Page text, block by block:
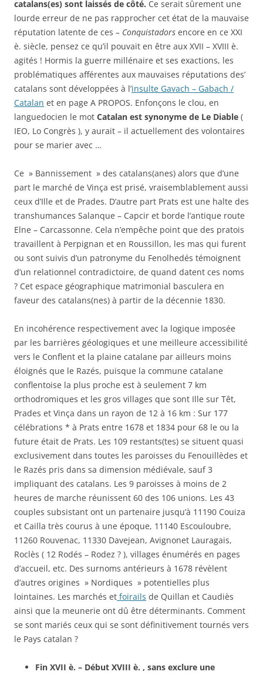
catalans(es) sont laissés de côté. Ce serait sûrement une
lourde erreur de ne pas rapprocher cet état de la mauvaise
réputation latente de ces – Conquistadors encore en ce XXI
è. siècle, pensez ce qu’il pouvait en être aux XVII – XVIII è.
agités ! Hormis la guerre millénaire et ses exactions, les
problématiques afférentes aux mauvaises réputations des’
catalans sont développées à l’insulte Gavach – Gabach /
Catalan et en page A PROPOS. Enfonçons le clou, en
languedocien le mot Catalan est synonyme de Le Diable (
IEO, Lo Congrès ), y aurait – il actuellement des volontaires
pour se marier avec …
Ce » Bannissement » des catalans(anes) alors que d’une
part le marché de Vinça est prisé, vraisemblablement aussi
ceux d’Ille et de Prades. D’autre part Prats est une halte des
transhumances Salanque – Capcir et borde l’antique route
Elne – Carcassonne. Cela n’empêche point que des pratois
travaillent à Perpignan et en Roussillon, les mas qui furent
ou sont suivis d’un patronyme du Fenolhedés témoignent
d’un relationnel contradictoire, de quand datent ces noms
? Cet espace géographique matrimonial basculera en
faveur des catalans(nes) à partir de la décennie 1830.
En incohérence respectivement avec la logique imposée
par les barrières géologiques et une meilleure accessibilité
vers le Conflent et la plaine catalane par ailleurs moins
éloignés que le Razés, puisque la commune catalane
conflentoise la plus proche est à seulement 7 km
orthodromiques et les gros villages que sont Ille sur Têt,
Prades et Vinça dans un rayon de 12 à 16 km : Sur 177
célébrations * à Prats entre 1678 et 1834 pour 68 le ou la
future était de Prats. Les 109 restants(tes) se situent quasi
exclusivement dans toutes les paroisses du Fenouillèdes et
le Razés pris dans sa dimension médiévale, sauf 3
impliquant des catalans. Les 9 paroisses à moins de 2
heures de marche réunissent 60 des 106 unions. Les 43
couples subsistant ont un partenaire jusqu’à 11190 Couiza
et Cailla très courus à une époque, 11140 Escouloubre,
11260 Rouvenac, 11330 Davejean, Avignonet Lauragais,
Roclès ( 12 Rodés – Rodez ? ), villages énumérés en pages
d’accueil, etc. Des surnoms antérieurs à 1678 révèlent
d’autres origines » Nordiques » potentielles plus
lointaines. Les marchés et foirails de Quillan et Caudiès
ainsi que la meunerie ont dû être déterminants. Comment
se sont mariés ceux qui se sont définitivement tournés vers
le Pays catalan ?
Fin XVII è. – Début XVIII è. , sans exclure une